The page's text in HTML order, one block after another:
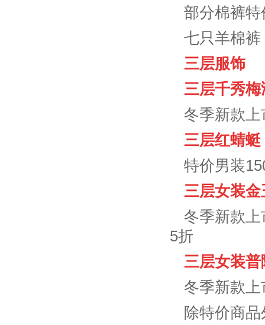
部分棉裤特
七只羊棉
三层服饰
三层千秀梅
冬季新款
三层红蜻蜓
特价男装
三层女装金
冬季新款
5折
三层女装普
冬季新款上
除特价商